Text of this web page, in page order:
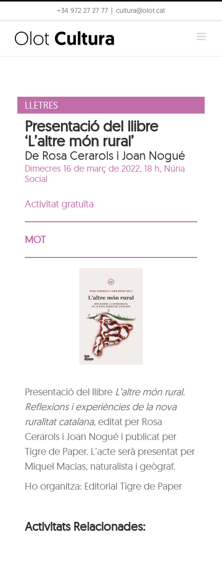
to
content
+34 972 27 27 77 cultura@olot.cat
LLETRES
Presentació del llibre
‘L’altre món rural’
De Rosa Cerarols i Joan Nogué
Dimecres 16 de març de 2022, 18 h, Núria
Social
Activitat gratuïta
MOT
Presentació del llibre L’altre món rural.
Reflexions i experiències de la nova
ruralitat catalana, editat per Rosa
Cerarols i Joan Nogué i publicat per
Tigre de Paper. L’acte serà presentat per
Miquel Macias, naturalista i geògraf.
Ho organitza: Editorial Tigre de Paper
Activitats Relacionades: